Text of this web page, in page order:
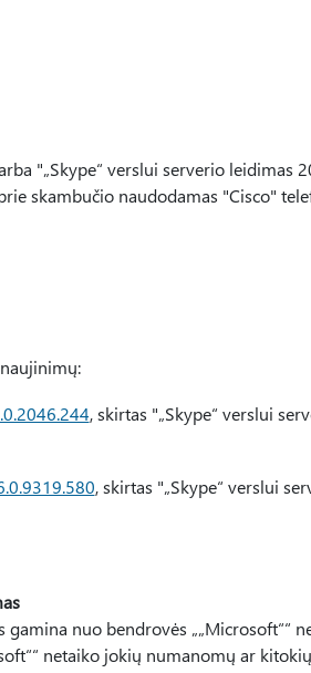
"„Skype“ verslui serverio leidimas
skambučio naudodamas "Cisco"
, skirtas "„Skype“ verslui
, skirtas "„Skype“ verslui
nuo bendrovės „„Microsoft““
netaiko jokių numanomų ar